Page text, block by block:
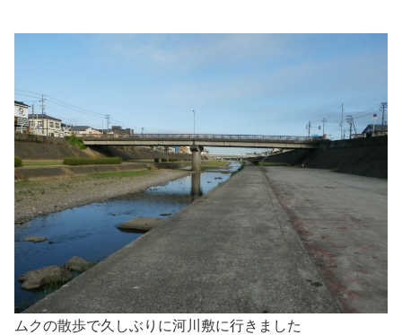
ムクの散歩で久しぶりに河川敷に行きました